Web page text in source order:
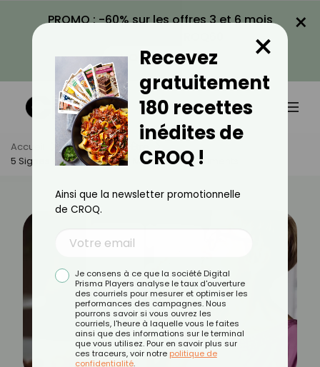
PROMO : -60% sur les offres 3 et 6 mois
VOIR LA PROMO
×
Accueil Actus
Bien-Être
5 Signes Que Votre Corps Manque De Nutriments
Recevez
gratuitement
180 recettes
inédites de
CROQ !
×
Ainsi que la newsletter promotionnelle
de CROQ.
Je consens à ce que la société Digital
Prisma Players analyse le taux d'ouverture
des courriels pour mesurer et optimiser les
performances des campagnes. Nous
pourrons savoir si vous ouvrez les
courriels, l'heure à laquelle vous le faites
ainsi que des informations sur le terminal
que vous utilisez. Pour en savoir plus sur
ces traceurs, voir notre politique de
confidentialité.